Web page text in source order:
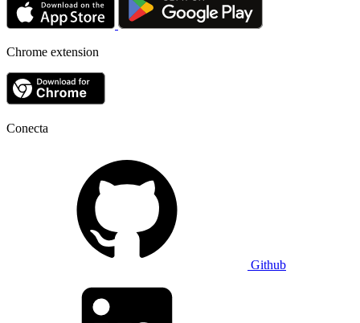
Chrome extension
Conecta
Github